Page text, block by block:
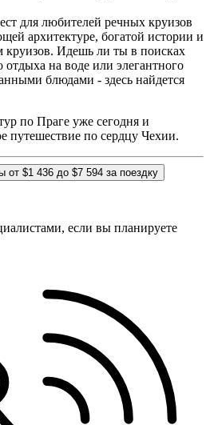
для любителей речных круизов
архитектуре, богатой истории и
круизов. Идешь ли ты в поисках
на воде или элегантного
блюдами - здесь найдется
по Праге уже сегодня и
путешествие по сердцу Чехии.
от $1 436 до $7 594 за поездку
если вы планируете